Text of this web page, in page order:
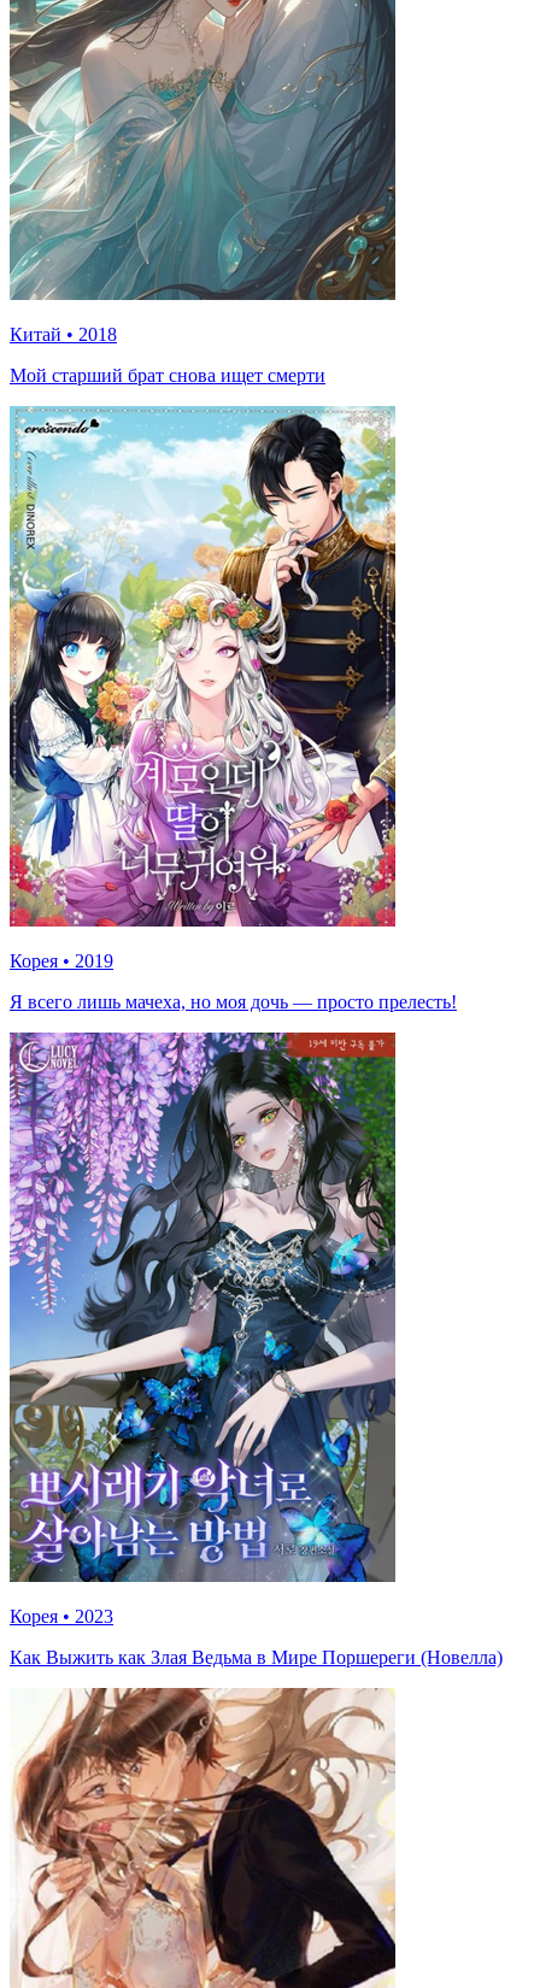
Китай • 2018
Мой старший брат снова ищет смерти
Корея • 2019
Я всего лишь мачеха, но моя дочь — просто прелесть!
Корея • 2023
Как Выжить как Злая Ведьма в Мире Поршереги (Новелла)